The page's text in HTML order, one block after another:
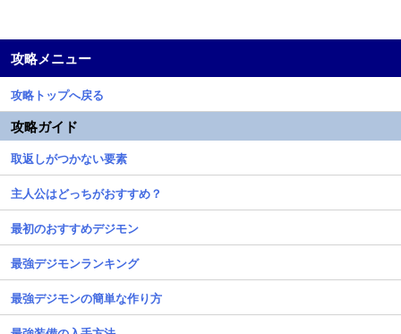
攻略メニュー
攻略トップへ戻る
攻略ガイド
取返しがつかない要素
主人公はどっちがおすすめ？
最初のおすすめデジモン
最強デジモンランキング
最強デジモンの簡単な作り方